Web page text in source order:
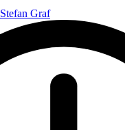
Stefan Graf